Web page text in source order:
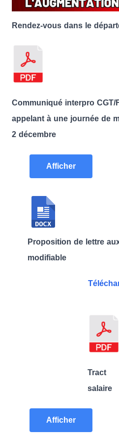
Rendez-vous dans le
Communiqué interpro CGT/
appelant à une journée de
2 décembre
Afficher
Proposition de lettre
modifiable
Tract
salaire
Afficher